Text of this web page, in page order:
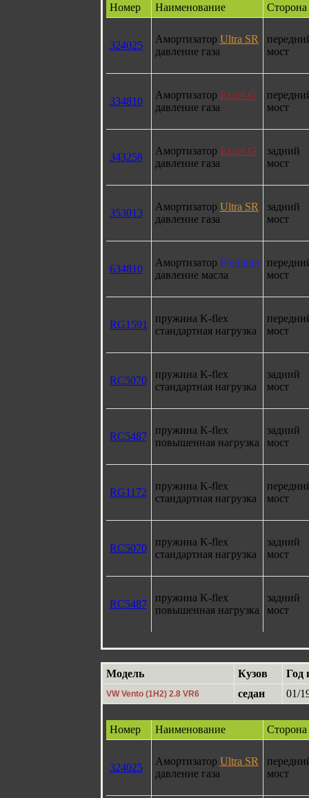
Номер Наименование Сторона
324025
Амортизатор Ultra SR
давление газа
мост
334810
Амортизатор Excel-G
давление газа
мост
343258
Амортизатор Excel-G
давление газа
задний
мост
353013
Амортизатор Ultra SR
давление газа
задний
мост
634810
Амортизатор Premium
давление масла
мост
RG1591
пружина K-flex
стандартная нагрузка
мост
RC5070
пружина K-flex
стандартная нагрузка
задний
мост
RC5487
пружина K-flex
повышенная нагрузка
задний
мост
RG1172
пружина K-flex
стандартная нагрузка
мост
RC5070
пружина K-flex
стандартная нагрузка
задний
мост
RC5487
пружина K-flex
повышенная нагрузка
задний
мост
Модель Кузов Год
VW Vento (1H2) 2.8 VR6 седан 01/
Номер Наименование Сторона
324025
Амортизатор Ultra SR
давление газа
мост